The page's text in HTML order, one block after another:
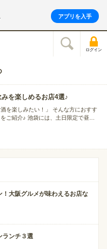
アプリを入手
ログイン
を楽しめるお店4選♪
を楽しみたい！」 そんな方におすす
土日限定で昼か
あります。 今回は、美味し
でなく、雰囲気やコスパにも優れ
大阪グルメが味わえるお店な
ランチ３選